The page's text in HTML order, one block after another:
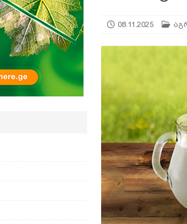
] ზაანენური ჯიშის თხა შვეიცარიიდან
08.11.2025